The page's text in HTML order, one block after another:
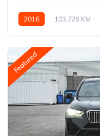
2016 103,728 KM
Featured